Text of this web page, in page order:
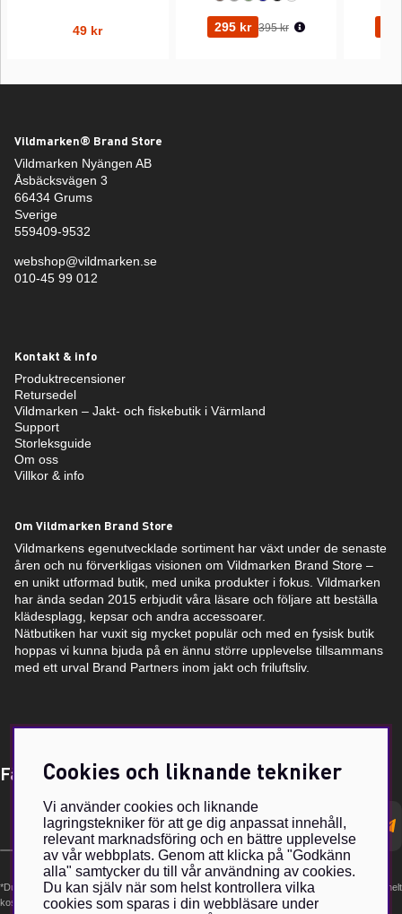
49 kr 295 kr Ordinarie pris:
395 kr
Vildmarken® Brand Store
Vildmarken Nyängen AB
Åsbäcksvägen 3
66434 Grums
Sverige
559409-9532
webshop@vildmarken.se
010-45 99 012
Kontakt & info
Produktrecensioner
Retursedel
Vildmarken – Jakt- och fiskebutik i Värmland
Support
Storleksguide
Om oss
Villkor & info
Om Vildmarken Brand Store
Vildmarkens egenutvecklade sortiment har växt under de senaste
åren och nu förverkligas visionen om Vildmarken Brand Store –
en unikt utformad butik, med unika produkter i fokus. Vildmarken
har ända sedan 2015 erbjudit våra läsare och följare att beställa
klädesplagg, kepsar och andra accessoarer.
Nätbutiken har vuxit sig mycket populär och med en fysisk butik
hoppas vi kunna bjuda på en ännu större upplevelse tillsammans
med ett urval Brand Partners inom jakt och friluftsliv.
Få Magasin Vildmarken direkt till din e-post!*
postadress
*Du kan även få erbjudanden och nyheter från samarbetspartners. Din prenumeration är helt
kostnadsfri och kan avslutas när som helst.
Cookies och liknande tekniker
Vi använder cookies och liknande
lagringstekniker för att ge dig anpassat innehåll,
relevant marknadsföring och en bättre upplevelse
av vår webbplats. Genom att klicka på "Godkänn
alla" samtycker du till vår användning av cookies.
Du kan själv när som helst kontrollera vilka
cookies som sparas i din webbläsare under